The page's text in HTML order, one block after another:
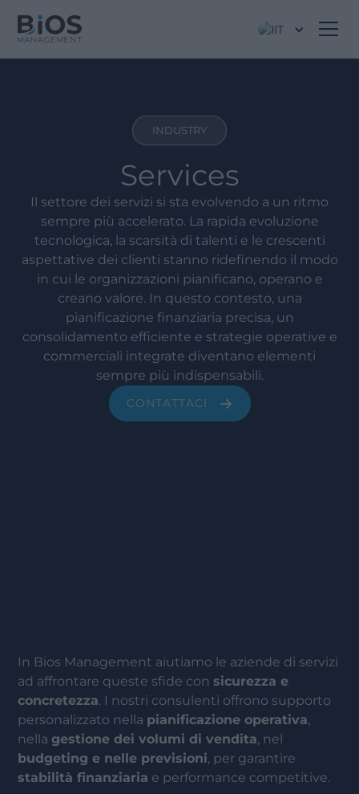
IT
INDUSTRY
Services
Il settore dei servizi si sta evolvendo a un ritmo
sempre più accelerato. La rapida evoluzione
tecnologica, la scarsità di talenti e le crescenti
aspettative dei clienti stanno ridefinendo il modo
in cui le organizzazioni pianificano, operano e
creano valore. In questo contesto, una
pianificazione finanziaria precisa, un
consolidamento efficiente e strategie operative e
commerciali integrate diventano elementi
sempre più indispensabili.
CONTATTACI
In Bios Management aiutiamo le aziende di servizi
ad affrontare queste sfide consicurezza e
concretezza. I nostri consulenti offrono supporto
personalizzato nella pianificazione operativa,
nellagestione dei volumi di vendita, nel
budgeting e nelle previsioni, per garantire
stabilità finanziaria e performance competitive.